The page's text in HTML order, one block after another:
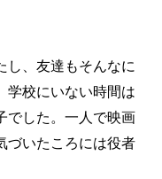
し、友達もそんなに
学校にいない時間は
でした。一人で映画
づいたころには役者